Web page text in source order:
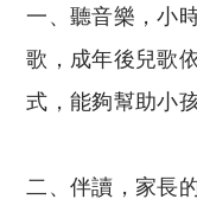
一、聽音樂，小
歌，成年後兒歌
式，能夠幫助小
二、伴讀，家長